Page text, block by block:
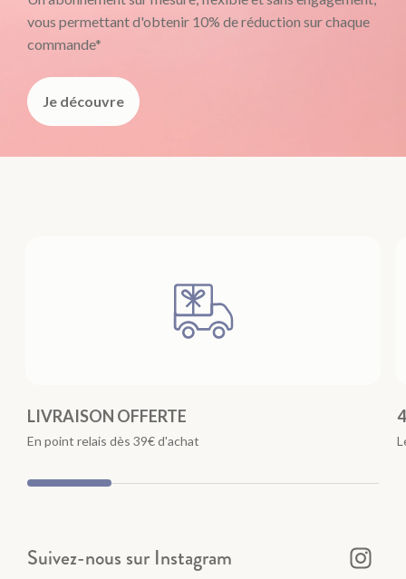
vous permettant d'obtenir 10% de réduction sur chaque
commande*
Je découvre
LIVRAISON OFFERTE
En point relais dès 39€ d'achat
Suivez-nous sur Instagram